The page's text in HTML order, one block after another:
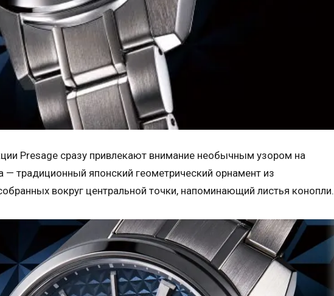
Presage сразу привлекают внимание необычным узором на
— традиционный японский геометрический орнамент из
вокруг центральной точки, напоминающий листья конопли.